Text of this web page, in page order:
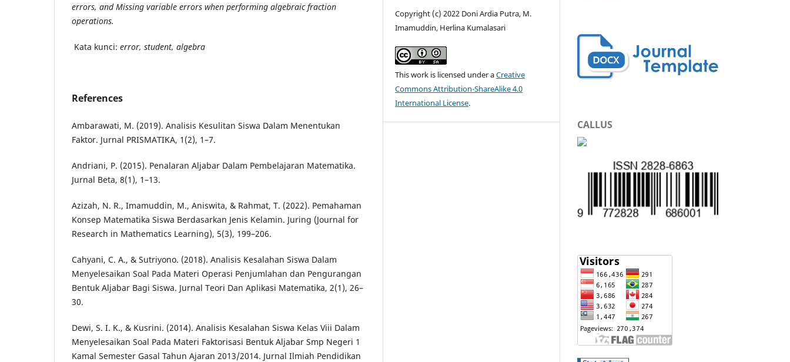
errors, and Missing variable errors when performing algebraic fraction
operations.
Kata kunci: error, student, algebra
References
Ambarawati, M. (2019). Analisis Kesulitan Siswa Dalam Menentukan
Faktor. Jurnal PRISMATIKA, 1(2), 1–7.
Andriani, P. (2015). Penalaran Aljabar Dalam Pembelajaran Matematika.
Jurnal Beta, 8(1), 1–13.
Azizah, N. R., Imamuddin, M., Aniswita, & Rahmat, T. (2022). Pemahaman
Konsep Matematika Siswa Berdasarkan Jenis Kelamin. Juring (Journal for
Research in Mathematics Learning), 5(3), 199–206.
Cahyani, C. A., & Sutriyono. (2018). Analisis Kesalahan Siswa Dalam
Menyelesaikan Soal Pada Materi Operasi Penjumlahan dan Pengurangan
Bentuk Aljabar Bagi Siswa. Jurnal Teori Dan Aplikasi Matematika, 2(1), 26–
30.
Dewi, S. I. K., & Kusrini. (2014). Analisis Kesalahan Siswa Kelas Viii Dalam
Menyelesaikan Soal Pada Materi Faktorisasi Bentuk Aljabar Smp Negeri 1
Kamal Semester Gasal Tahun Ajaran 2013/2014. Jurnal Ilmiah Pendidikan
Copyright (c) 2022 Doni Ardia Putra, M.
Imamuddin, Herlina Kumalasari
This work is licensed under aCreative
Commons Attribution-ShareAlike 4.0
International License.
CALLUS